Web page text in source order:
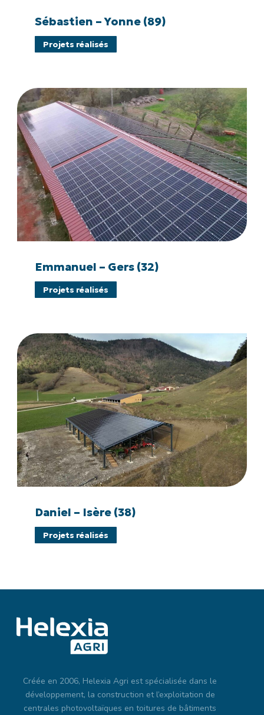
Yonne
(89)
Projets réalisés
Sébastien – Yonne (89)
Emmanuel
–
Gers
(32)
Gers
(32)
Projets réalisés
Emmanuel – Gers (32)
Daniel
–
Isère
(38)
Isère
(38)
Projets réalisés
Daniel – Isère (38)
Créée en 2006, Helexia Agri est spécialisée dans le
développement, la construction et l’exploitation de
centrales photovoltaïques en toitures de bâtiments